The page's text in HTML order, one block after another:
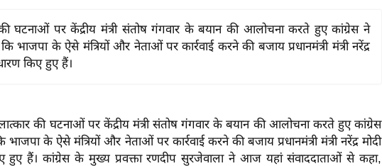
घटनाओं पर केंद्रीय मंत्री संतोष गंगवार के बयान की आलोचना करते हुए कांग्रेस ने
भाजपा के ऐसे मंत्रियों और नेताओं पर कार्रवाई करने की बजाय प्रधानमंत्री मंत्री नरेंद्र
किए हुए हैं।
की घटनाओं पर केंद्रीय मंत्री संतोष गंगवार के बयान की आलोचना करते हुए कांग्रेस
के ऐसे मंत्रियों और नेताओं पर कार्रवाई करने की बजाय प्रधानमंत्री मंत्री नरेंद्र मोदी
हुए हैं। कांग्रेस के मुख्य प्रवक्ता रणदीप सुरजेवाला ने आज यहां संवाददाताओं से कहा,